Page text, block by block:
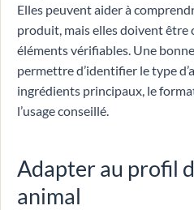
Elles peuvent aider à
produit, mais elles doivent être
éléments vérifiables. Une
permettre d’identifier le type
ingrédients principaux, le
l’usage conseillé.
Adapter au profil
animal